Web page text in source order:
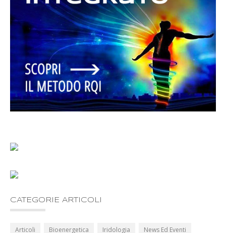
CATEGORIE ARTICOLI
Articoli Bioenergetica Iridologia News Ed Eventi